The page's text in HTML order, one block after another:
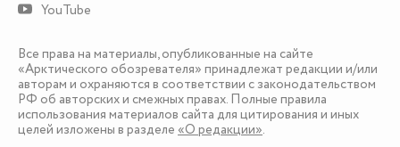
YouTube
Все права на материалы, опубликованные на сайте
«Арктического обозревателя» принадлежат редакции и/или
авторам и охраняются в соответствии с законодательством
РФ об авторских и смежных правах. Полные правила
использования материалов сайта для цитирования и иных
целей изложены в разделе «О редакции».